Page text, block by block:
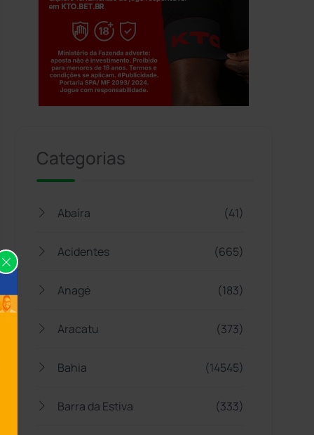
Categorias
Abaíra (41)
Acidentes (665)
Anagé (183)
Aracatu (373)
Bahia (14545)
Barra da Estiva (333)